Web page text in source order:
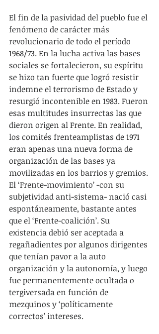
El fin de la pasividad del pueblo fue el
fenómeno de carácter más
revolucionario de todo el período
1968/73. En la lucha activa las bases
sociales se fortalecieron, su espíritu
se hizo tan fuerte que logró resistir
indemne el terrorismo de Estado y
resurgió incontenible en 1983. Fueron
esas multitudes insurrectas las que
dieron origen al Frente. En realidad,
los comités frenteamplistas de 1971
eran apenas una nueva forma de
organización de las bases ya
movilizadas en los barrios y gremios.
El ‘Frente-movimiento’ -con su
subjetividad anti-sistema- nació casi
espontáneamente, bastante antes
que el ‘Frente-coalición’. Su
existencia debió ser aceptada a
regañadientes por algunos dirigentes
que tenían pavor a la auto
organización y la autonomía, y luego
fue permanentemente ocultada o
tergiversada en función de
mezquinos y ‘políticamente
correctos’ intereses.